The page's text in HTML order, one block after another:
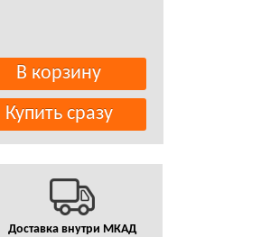
Доставка внутри МКАД